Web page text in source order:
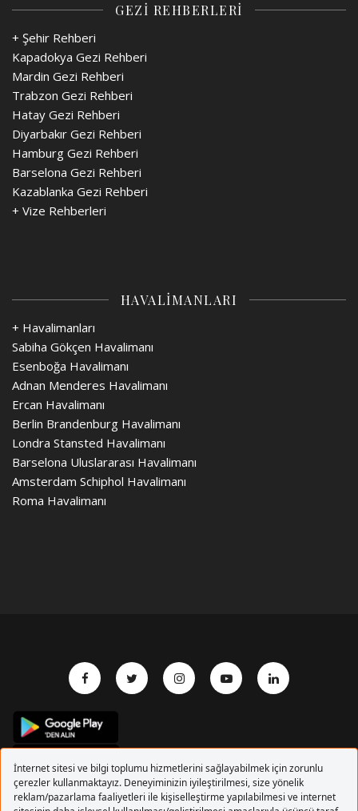
GEZİ REHBERLERİ
+ Şehir Rehberi
Kapadokya Gezi Rehberi
Mardin Gezi Rehberi
Trabzon Gezi Rehberi
Hatay Gezi Rehberi
Diyarbakır Gezi Rehberi
Hamburg Gezi Rehberi
Barselona Gezi Rehberi
Kazablanka Gezi Rehberi
+ Vize Rehberleri
HAVALİMANLARI
+ Havalimanları
Sabiha Gökçen Havalimanı
Esenboğa Havalimanı
Adnan Menderes Havalimanı
Ercan Havalimanı
Berlin Brandenburg Havalimanı
Londra Stansted Havalimanı
Barselona Uluslararası Havalimanı
Amsterdam Schiphol Havalimanı
Roma Havalimanı